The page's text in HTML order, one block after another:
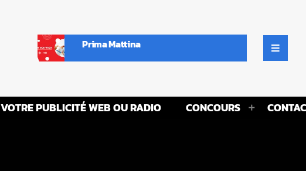
Prima Mattina
VOTRE PUBLICITÉ WEB OU RADIO CONCOURS